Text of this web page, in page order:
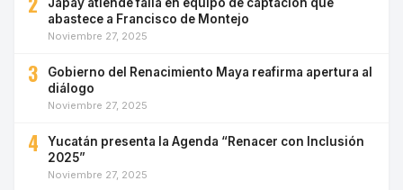
abastece a Francisco de Montejo
Noviembre 27, 2025
3
Gobierno del Renacimiento Maya reafirma apertura al
diálogo
Noviembre 27, 2025
4
Yucatán presenta la Agenda “Renacer con Inclusión
2025”
Noviembre 27, 2025